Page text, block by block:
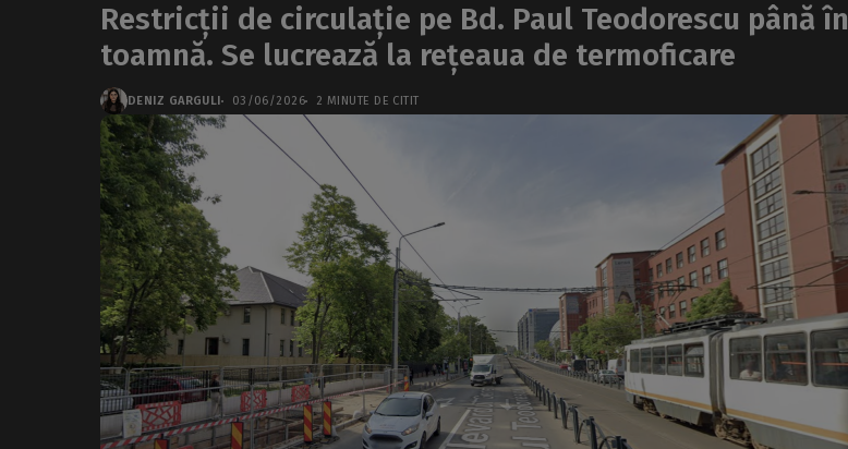
Restricții de circulație pe Bd. Paul Teodorescu până în
toamnă. Se lucrează la rețeaua de termoficare
DENIZ GARGULI 03/06/2026 2 MINUTE DE CITIT